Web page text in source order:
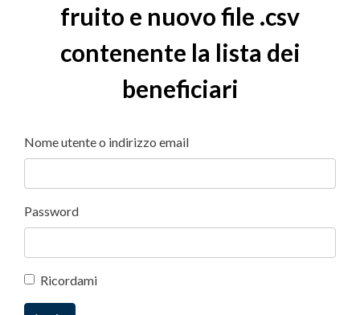
fruito e nuovo file .csv
contenente la lista dei
beneficiari
Nome utente o indirizzo email
Password
Ricordami